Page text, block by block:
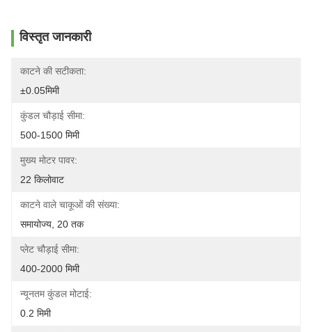
विस्तृत जानकारी
काटने की सटीकता:
±0.05मिमी
कुंडल चौड़ाई सीमा:
500-1500 मिमी
मुख्य मोटर पावर:
22 किलोवाट
काटने वाले चाकूओं की संख्या:
समायोज्य, 20 तक
प्लेट चौड़ाई सीमा:
400-2000 मिमी
न्यूनतम कुंडल मोटाई:
0.2 मिमी